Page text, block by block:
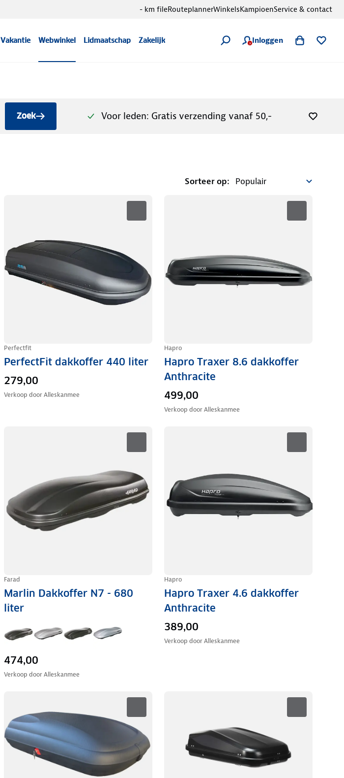
Vakantie Webwinkel Lidmaatschap Zakelijk Inloggen
- km fileRouteplannerWinkelsKampioenService & contact
Zoek Voor leden: Gratis verzending vanaf 50,-
Sorteer op:
Perfectfit
PerfectFit dakkoffer 440 liter
279,00
Verkoop doorAlleskanmee
Hapro
Hapro Traxer 8.6 dakkoffer
Anthracite
499,00
Verkoop doorAlleskanmee
Farad
Marlin Dakkoffer N7 - 680
liter
474,00
Verkoop doorAlleskanmee
Hapro
Hapro Traxer 4.6 dakkoffer
Anthracite
389,00
Verkoop doorAlleskanmee